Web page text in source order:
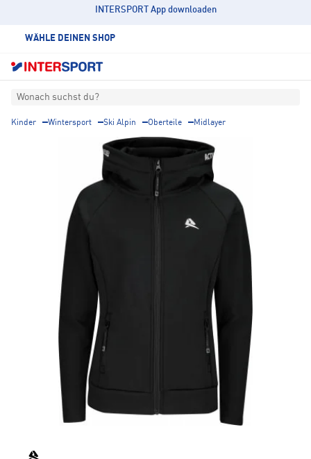
INTERSPORT App downloaden
WÄHLE DEINEN SHOP
Wonach suchst du?
Kinder Wintersport Ski Alpin Oberteile Midlayer